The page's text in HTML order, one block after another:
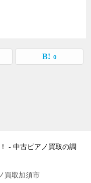
0
- 中古ピアノ買取の調
買取加須市